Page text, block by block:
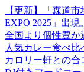
【更新】「森道
EXPO 2025」出現。
全国より個性豊か
人気カレー食べ比
カロリー軒との合